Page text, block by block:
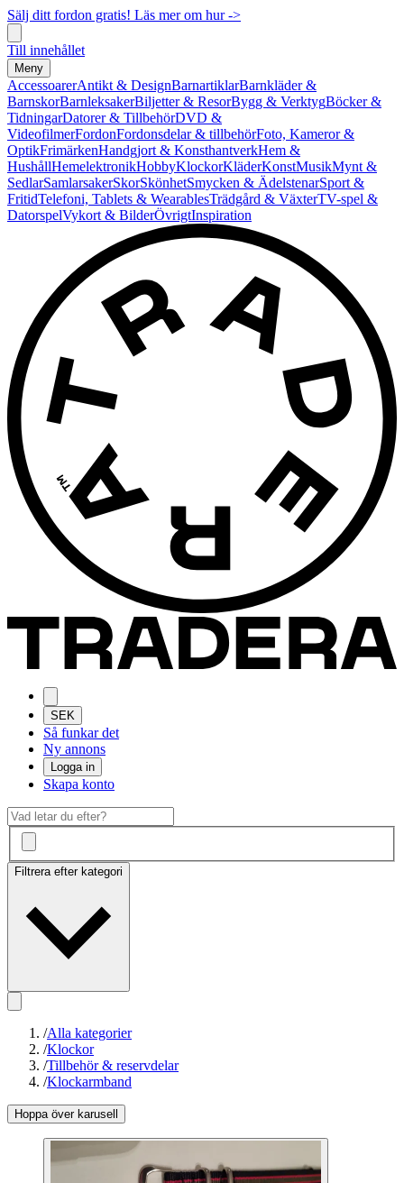
Sälj ditt fordon gratis! Läs mer om hur ->
Till innehållet
Meny
AccessoarerAntikt & DesignBarnartiklarBarnkläder &
BarnskorBarnleksakerBiljetter & ResorBygg & VerktygBöcker &
TidningarDatorer & TillbehörDVD &
VideofilmerFordonFordonsdelar & tillbehörFoto, Kameror &
OptikFrimärkenHandgjort & KonsthantverkHem &
HushållHemelektronikHobbyKlockorKläderKonstMusikMynt &
SedlarSamlarsakerSkorSkönhetSmycken & ÄdelstenarSport &
FritidTelefoni, Tablets & WearablesTrädgård & VäxterTV-spel &
DatorspelVykort & BilderÖvrigtInspiration
SEK
Så funkar det
Ny annons
Logga in
Skapa konto
Filtrera efter kategori
/Alla kategorier
/Klockor
/Tillbehör & reservdelar
/Klockarmband
Hoppa över karusell